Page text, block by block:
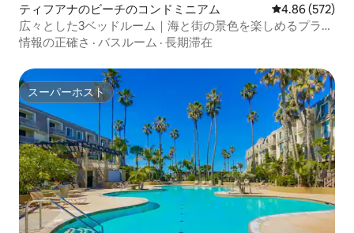
ティフアナのビーチのコンドミニアム レビュー572
4.86 (572)
広々とした3ベッドルーム｜海と街の景色を楽しめるプラヤ
スデティフアナ
情報の正確さ · バスルーム · 長期滞在
スーパーホスト
スーパーホスト